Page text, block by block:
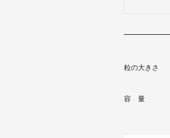
粒の大きさ
容 量